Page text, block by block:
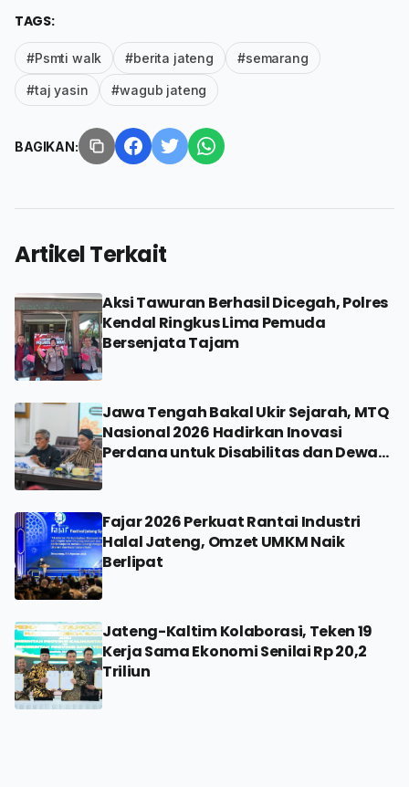
TAGS:
#Psmti walk #berita jateng #semarang
#taj yasin #wagub jateng
BAGIKAN:
Artikel Terkait
Aksi Tawuran Berhasil Dicegah, Polres
Kendal Ringkus Lima Pemuda
Bersenjata Tajam
Jawa Tengah Bakal Ukir Sejarah, MTQ
Nasional 2026 Hadirkan Inovasi
Perdana untuk Disabilitas dan Dewan
Fajar 2026 Perkuat Rantai Industri
Halal Jateng, Omzet UMKM Naik
Berlipat
Jateng-Kaltim Kolaborasi, Teken 19
Kerja Sama Ekonomi Senilai Rp 20,2
Triliun